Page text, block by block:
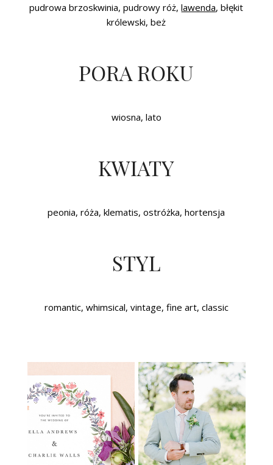
pudrowa brzoskwinia, pudrowy róż,lawenda, błękit
królewski, beż
PORA ROKU
wiosna, lato
KWIATY
peonia, róża, klematis, ostróżka, hortensja
STYL
romantic, whimsical, vintage, fine art, classic